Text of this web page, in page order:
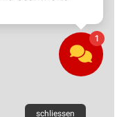
schliessen